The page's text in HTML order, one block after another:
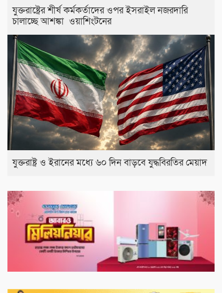
যুক্তরাষ্ট্রের শীর্ষ কর্মকর্তাদের ওপর ইসরাইল নজরদারি
চালাচ্ছে আশঙ্কা ওয়াশিংটনের
যুক্তরাষ্ট্র ও ইরানের মধ্যে ৬০ দিন বাড়বে যুদ্ধবিরতির মেয়াদ